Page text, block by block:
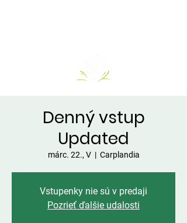
Denný vstup
Updated
márc. 22., V
  |
Carplandia
Vstupenky nie sú v predaji
Pozrieť ďalšie udalosti